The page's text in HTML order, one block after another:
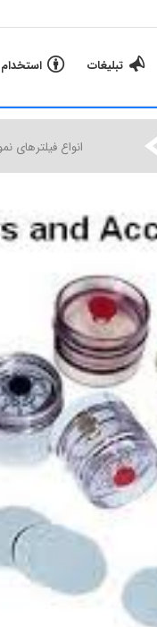
تبلیغات استخدام
انواع فیلترهای